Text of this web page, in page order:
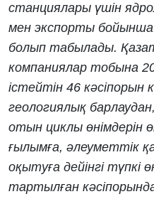
станциялары үшін
мен экспорты
болып табылады.
компаниялар тобына
істейтін 46 кәсіпорын
геологиялық
отын циклы өнімдерін
ғылымға, әлеуметтік
оқытуға дейінгі түпкі
тартылған